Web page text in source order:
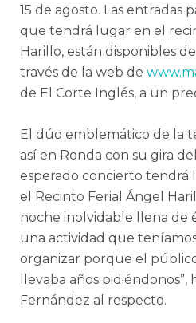
15 de agosto. Las entradas
que tendrá lugar en el
Harillo, están disponibles
través de la web de
de El Corte Inglés, a un
El dúo emblemático de la
así en Ronda con su gira
esperado concierto tendrá
el Recinto Ferial Ángel
noche inolvidable llena de
una actividad que
organizar porque el
llevaba años pidiéndonos”,
Fernández al respecto.